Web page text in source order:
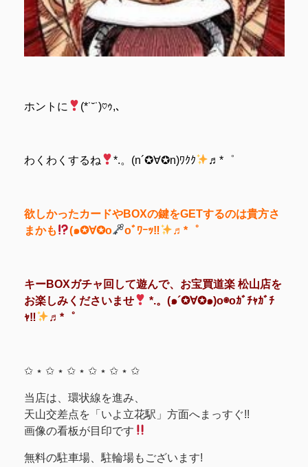
ホントに (*˙˘˙)♡ｩ,､
わくわくするね *.。(n´✪∀✪n)ﾜｸｸ ♬*゜
欲しかったカードやBOXの鍵をGETするのは貴方さ
まかも
(๑✪∀✪o oﾞﾜｰｯ‼ ♬*゜
キーBOXガチャ回して遊んで、お宝買道楽 松山店を
お楽しみくださいませ
*.。(๑´✪∀✪๑)o◉oｶﾞﾁｬｶﾞﾁ
ｬ‼
♬*゜
✩ ⋆ ✩ ⋆ ✩ ⋆ ✩ ⋆ ✩ ⋆ ✩
当店は、環状線を進み、
天山交差点を「いよ立花駅」方面へまっすぐ!!
画像の看板が目印です
無料の駐車場、駐輪場もございます!